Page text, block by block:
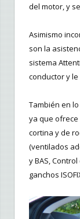
del motor, y
Asimismo
son la
sistema
conductor y
También en
ya que
cortina y de
(ventilados
y BAS,
ganchos